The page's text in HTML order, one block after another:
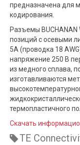
предназначена для
кодирования.
Разъемы
позиций с осевыми
5A (проводка 18
напряжение 250 В
из медного сплава,
изготавливаются
термопластичного
Скачать
TE